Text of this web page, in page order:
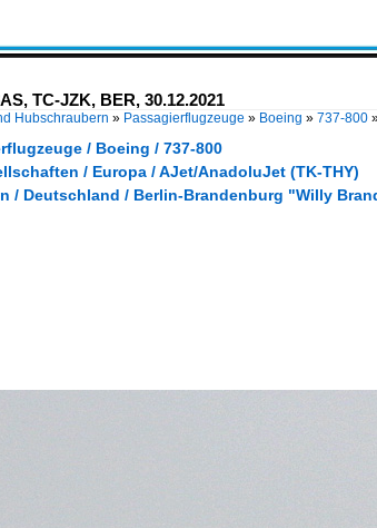
TC-JZK, BER, 30.12.2021
Hubschraubern » Passagierflugzeuge » Boeing » 737-800
/ Boeing / 737-800
/ Europa / AJet/AnadoluJet (TK-THY)
/ Deutschland / Berlin-Brandenburg "Willy